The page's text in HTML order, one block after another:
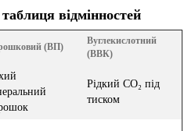
відмінностей
(ВП)
Вуглекислотний
(ВВК)
Рідкий CO₂ під
тиском